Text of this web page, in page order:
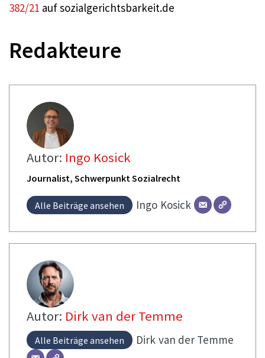
382/21 auf sozialgerichtsbarkeit.de
Redakteure
Autor: Ingo Kosick
Journalist, Schwerpunkt Sozialrecht
Alle Beiträge ansehen Ingo Kosick
Autor: Dirk van der Temme
Alle Beiträge ansehen Dirk van der Temme